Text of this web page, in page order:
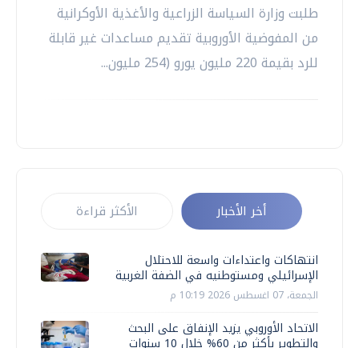
طلبت وزارة السياسة الزراعية والأغذية الأوكرانية
من المفوضية الأوروبية تقديم مساعدات غير قابلة
للرد بقيمة 220 مليون يورو (254 مليون...
أخر الأخبار الأكثر قراءة
انتهاكات واعتداءات واسعة للاحتلال
الإسرائيلي ومستوطنيه في الضفة الغربية
الجمعة، 07 اغسطس 2026 10:19 م
الاتحاد الأوروبي يزيد الإنفاق على البحث